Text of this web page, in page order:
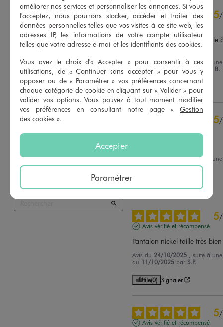
4.8/5
Basé sur26
avis soumis à un
contrôle
Voir tous les avis sur ce site
5étoiles
22
4étoiles
4
3étoiles
2étoiles
0
0
Trier les avis
5/
Avis vérifié et récompensé
Très bien coupé, confortable
porter*****
Avis du21/12/2025
, suite à
du08/12/2025 parAbdelaziz B.
Utile Signaler
5/
Avis du09/12/2025 , suite à une
du26/11/2025 parNuray E.
5/
Avis vérifié et récompensé
Pantalon nickel taille très bien
Avis du 24/10/2025
, suite à
du 11/10/2025 par S.P.
Utile(0) Signaler
5/
Avis vérifié et récompensé
améliorer nos services et personnaliser les annonces. Si vous
l'acceptez, nous pourrons stocker, accéder et traiter des
données personnelles telles que vos visites à ce site web, les
adresses IP, les informations de votre compte utilisateur
telles que votre adresse e-mail et les identifiants des cookies.
Vous avez le choix d'« Accepter » pour consentir à ces
utilisations, de « Continuer sans accepter » pour vous y
opposer ou de « Paramétrer » vos préférences concernant
chaque catégorie de cookie en cliquant sur « Valider » pour
valider vos options. Vous pouvez à tout moment modifier
vos préférences en consultant notre page « Gestion
des cookies ».
Accepter
Paramétrer